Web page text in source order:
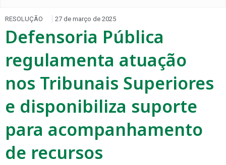
RESOLUÇÃO 27 de março de 2025
Defensoria Pública
regulamenta atuação
nos Tribunais Superiores
e disponibiliza suporte
para acompanhamento
de recursos